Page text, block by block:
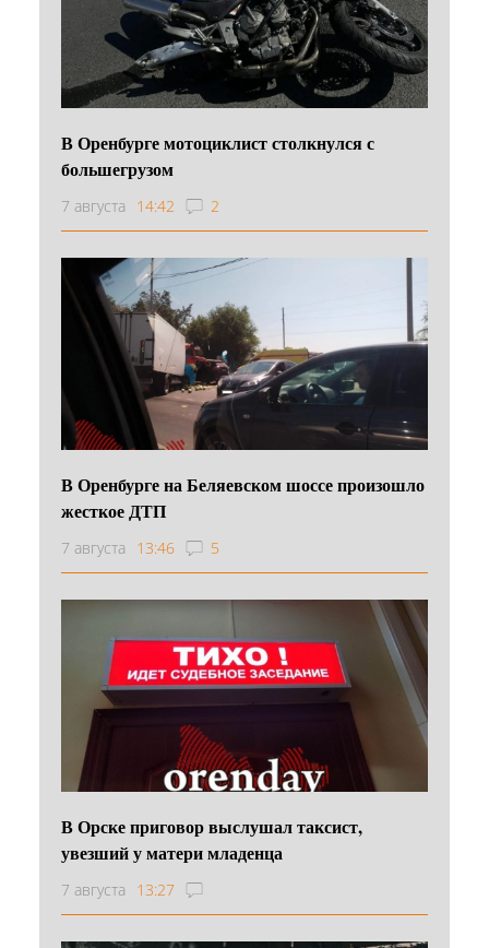
В Оренбурге мотоциклист столкнулся с
большегрузом
7 августа 14:42 2
В Оренбурге на Беляевском шоссе произошло
жесткое ДТП
7 августа 13:46 5
В Орске приговор выслушал таксист,
увезший у матери младенца
7 августа 13:27